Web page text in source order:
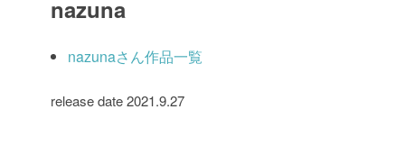
nazuna
nazunaさん作品一覧
release date 2021.9.27